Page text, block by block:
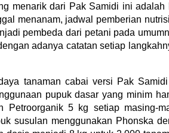
menarik dari Pak Samidi ini adalah
menanam, jadwal pemberian
pembeda dari petani pada
adanya catatan setiap
tanaman cabai versi Pak
pupuk dasar yang minim
Petroorganik 5 kg setiap masing-
susulan menggunakan Phonska